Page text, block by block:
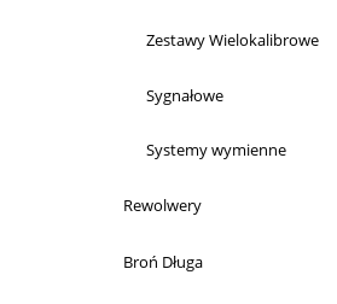
Zestawy Wielokalibrowe
Sygnałowe
Systemy wymienne
Rewolwery
Broń Długa